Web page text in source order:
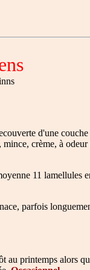
d'une
mince, crème, à
11 lamellules
parfois
au printemps alors